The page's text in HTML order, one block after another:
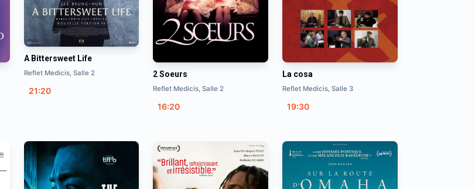
A Bittersweet Life
Reflet Medicis, Salle 2
21:20
2 Soeurs
Reflet Medicis, Salle 2
16:20
La cosa
Reflet Medicis, Salle 3
19:30